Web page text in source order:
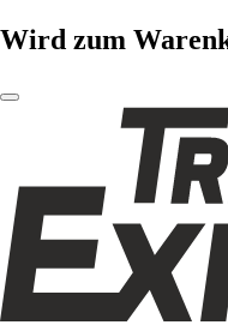
Wird zum